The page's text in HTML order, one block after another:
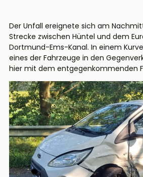
Der Unfall ereignete sich am
Strecke zwischen Hüntel und dem
Dortmund-Ems-Kanal. In einem
eines der Fahrzeuge in den
hier mit dem entgegenkommenden